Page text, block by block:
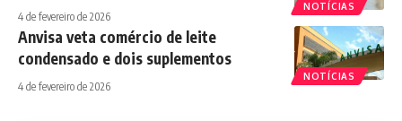
NOTÍCIAS
4 de fevereiro de 2026
NOTÍCIAS
Anvisa veta comércio de leite
condensado e dois suplementos
4 de fevereiro de 2026